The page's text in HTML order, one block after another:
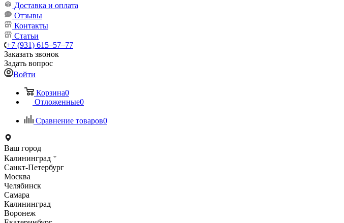
Доставка и оплата
Отзывы
Контакты
Статьи
+7 (931) 615‒57‒77
Заказать звонок
Задать вопрос
Войти
Корзина0
Отложенные0
Сравнение товаров0
Ваш город
Калининград
Санкт-Петербург
Москва
Челябинск
Самара
Калининград
Воронеж